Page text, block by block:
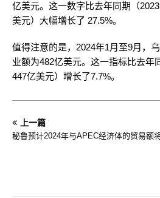
亿美元。这一数字比去年同期（
美元）大幅增长了 27.5%。
值得注意的是，2024年1月至9月，
业额为482亿美元。这一指标比去年
447亿美元）增长了7.7%。
上一篇
秘鲁预计2024年与APEC经济体的贸易额